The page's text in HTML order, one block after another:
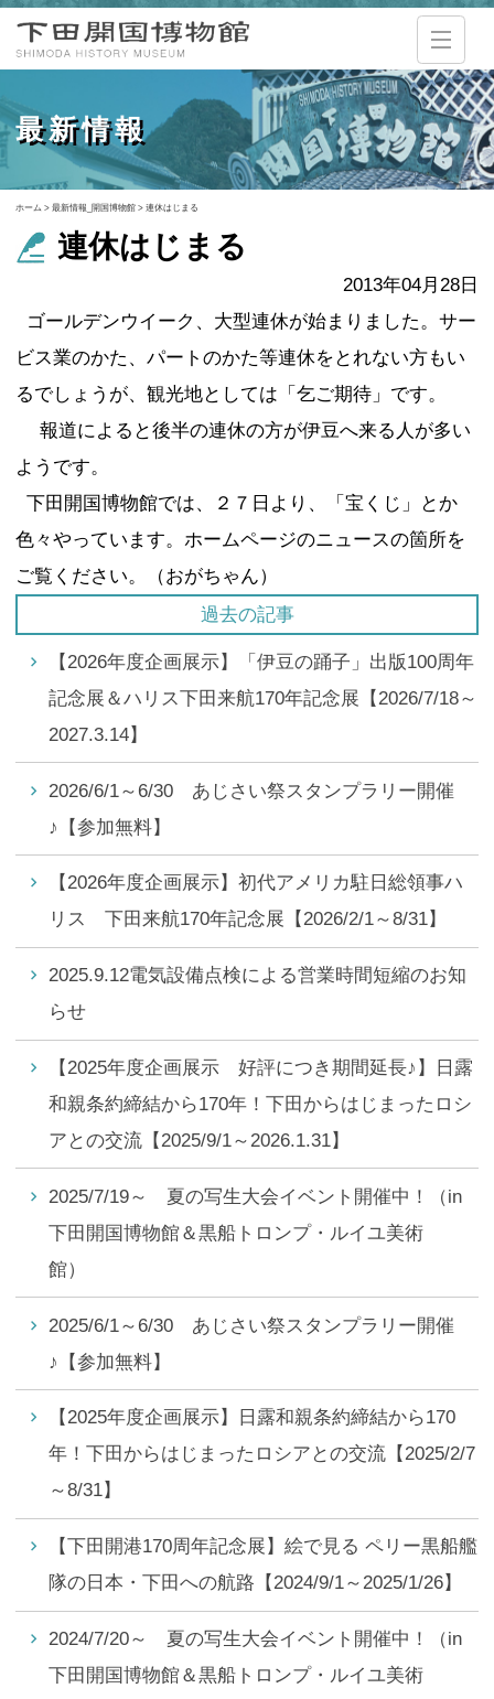
最新情報
ホーム > 最新情報_開国博物館 > 連休はじまる
連休はじまる
2013年04月28日
ゴールデンウイーク、大型連休が始まりました。サー
ビス業のかた、パートのかた等連休をとれない方もい
るでしょうが、観光地としては「乞ご期待」です。
報道によると後半の連休の方が伊豆へ来る人が多い
ようです。
下田開国博物館では、２７日より、「宝くじ」とか
色々やっています。ホームページのニュースの箇所を
ご覧ください。（おがちゃん）
過去の記事
【2026年度企画展示】「伊豆の踊子」出版100周年
記念展＆ハリス下田来航170年記念展【2026/7/18～
2027.3.14】
2026/6/1～6/30 あじさい祭スタンプラリー開催
♪【参加無料】
【2026年度企画展示】初代アメリカ駐日総領事ハ
リス 下田来航170年記念展【2026/2/1～8/31】
2025.9.12電気設備点検による営業時間短縮のお知
らせ
【2025年度企画展示 好評につき期間延長♪】日露
和親条約締結から170年！下田からはじまったロシ
アとの交流【2025/9/1～2026.1.31】
2025/7/19～ 夏の写生大会イベント開催中！（in
下田開国博物館＆黒船トロンプ・ルイユ美術
館）
2025/6/1～6/30 あじさい祭スタンプラリー開催
♪【参加無料】
【2025年度企画展示】日露和親条約締結から170
年！下田からはじまったロシアとの交流【2025/2/7
～8/31】
【下田開港170周年記念展】絵で見る ペリー黒船艦
隊の日本・下田への航路【2024/9/1～2025/1/26】
2024/7/20～ 夏の写生大会イベント開催中！（in
下田開国博物館＆黒船トロンプ・ルイユ美術